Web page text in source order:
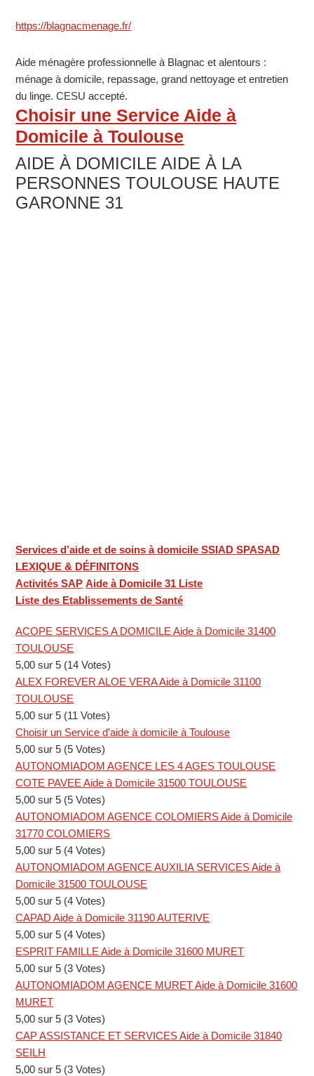
LAURAGAIS
Aide
à
Domicile
31560
NAILLOUX
https://blagnacmenage.fr/
Aide ménagère professionnelle à Blagnac et alentours :
ménage à domicile, repassage, grand nettoyage et entretien
du linge. CESU accepté.
Choisir une Service Aide à
Domicile à Toulouse
AIDE À DOMICILE AIDE À LA
PERSONNES TOULOUSE HAUTE
GARONNE 31
Services d’aide et de soins à domicile SSIAD SPASAD
LEXIQUE & DÉFINITONS
Activités SAP Aide à Domicile 31 Liste
Liste des Etablissements de Santé
ACOPE SERVICES A DOMICILE Aide à Domicile 31400
TOULOUSE
5,00 sur 5 (14 Votes)
ALEX FOREVER ALOE VERA Aide à Domicile 31100
TOULOUSE
5,00 sur 5 (11 Votes)
Choisir un Service d’aide à domicile à Toulouse
5,00 sur 5 (5 Votes)
AUTONOMIADOM AGENCE LES 4 AGES TOULOUSE
COTE PAVEE Aide à Domicile 31500 TOULOUSE
5,00 sur 5 (5 Votes)
AUTONOMIADOM AGENCE COLOMIERS Aide à Domicile
31770 COLOMIERS
5,00 sur 5 (4 Votes)
AUTONOMIADOM AGENCE AUXILIA SERVICES Aide à
Domicile 31500 TOULOUSE
5,00 sur 5 (4 Votes)
CAPAD Aide à Domicile 31190 AUTERIVE
5,00 sur 5 (4 Votes)
ESPRIT FAMILLE Aide à Domicile 31600 MURET
5,00 sur 5 (3 Votes)
AUTONOMIADOM AGENCE MURET Aide à Domicile 31600
MURET
5,00 sur 5 (3 Votes)
CAP ASSISTANCE ET SERVICES Aide à Domicile 31840
SEILH
5,00 sur 5 (3 Votes)